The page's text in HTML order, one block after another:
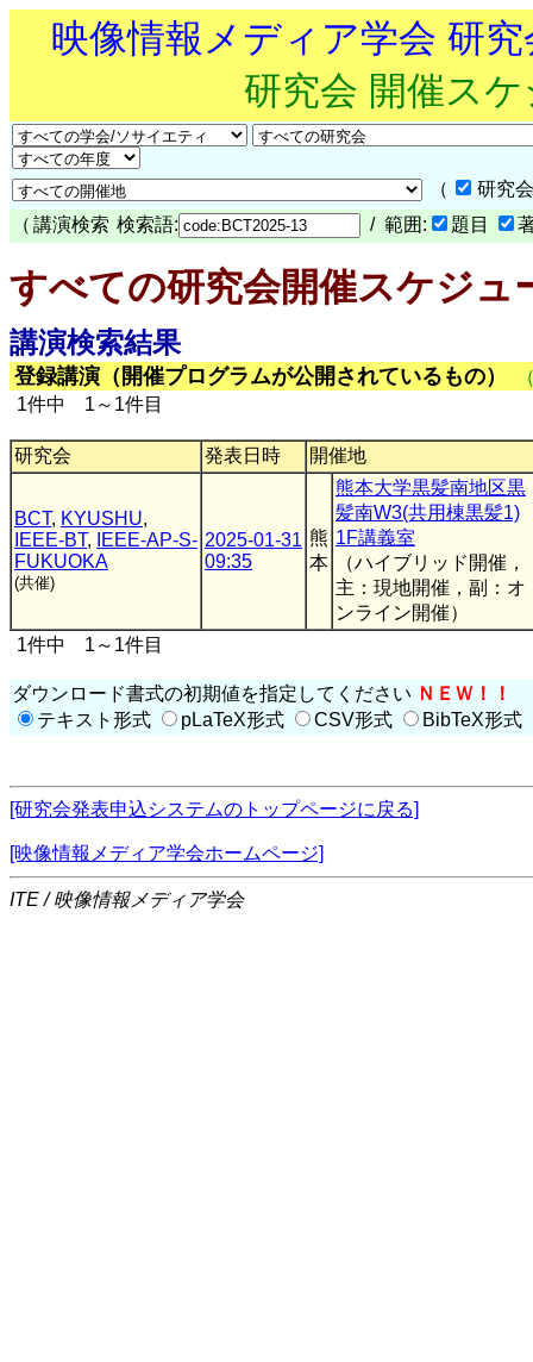
映像情報メディア学会 研
研究会 開催ス
（
研究
（ 講演検索 検索語: / 範囲: 題目
すべての研究会開催スケジュ
講演検索結果
登録講演（開催プログラムが公開されているもの）
1件中 1～1件目
研究会 発表日時 開催地
BCT, KYUSHU,
IEEE-BT,
IEEE-AP-S-
FUKUOKA
(共催)
2025-01-31
09:35
熊
本
熊本大学黒髪南地区黒
髪南W3(共用棟黒髪1)
1F講義室
（ハイブリッド開催，
主：現地開催，副：オ
ンライン開催）
1件中 1～1件目
ダウンロード書式の初期値を指定してください ＮＥＷ！！
テキスト形式
pLaTeX形式 CSV形式 BibTeX形式
[研究会発表申込システムのトップページに戻る]
[映像情報メディア学会ホームページ]
ITE / 映像情報メディア学会